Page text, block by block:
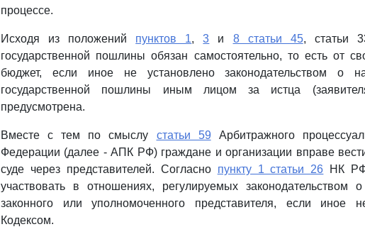
процессе.
Исходя из положений пунктов 1,3 и 8 статьи 45, статьи
государственной пошлины обязан самостоятельно, то есть от
бюджет, если иное не установлено законодательством о
государственной пошлины иным лицом за истца
предусмотрена.
Вместе с тем по смыслу статьи 59 Арбитражного
Федерации (далее - АПК РФ) граждане и организации вправе
суде через представителей. Согласно пункту 1 статьи 26 НК РФ
участвовать в отношениях, регулируемых законодательством
законного или уполномоченного представителя, если иное
Кодексом.